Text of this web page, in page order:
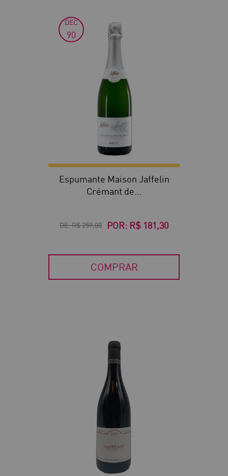
DEC
90
Espumante Maison Jaffelin
Crémant de...
DE:R$ 259,00 POR: R$ 181,30
COMPRAR